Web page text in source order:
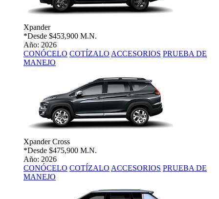
Xpander
*Desde $453,900 M.N.
Año: 2026
CONÓCELO COTÍZALO ACCESORIOS PRUEBA DE
MANEJO
Xpander Cross
*Desde $475,900 M.N.
Año: 2026
CONÓCELO COTÍZALO ACCESORIOS PRUEBA DE
MANEJO